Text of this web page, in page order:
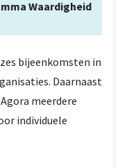
Waardigheid
bijeenkomsten in
Daarnaast
meerdere
individuele